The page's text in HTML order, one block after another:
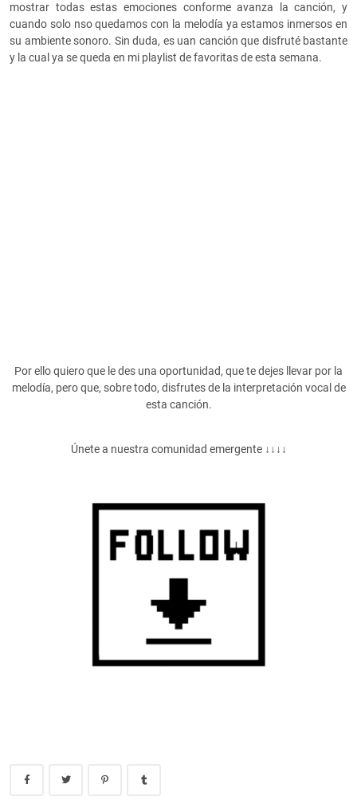
mostrar todas estas emociones conforme avanza la canción, y
cuando solo nso quedamos con la melodía ya estamos inmersos en
su ambiente sonoro. Sin duda, es uan canción que disfruté bastante
y la cual ya se queda en mi playlist de favoritas de esta semana.
Por ello quiero que le des una oportunidad, que te dejes llevar por la
melodía, pero que, sobre todo, disfrutes de la interpretación vocal de
esta canción.
Únete a nuestra comunidad emergente ↓↓↓↓